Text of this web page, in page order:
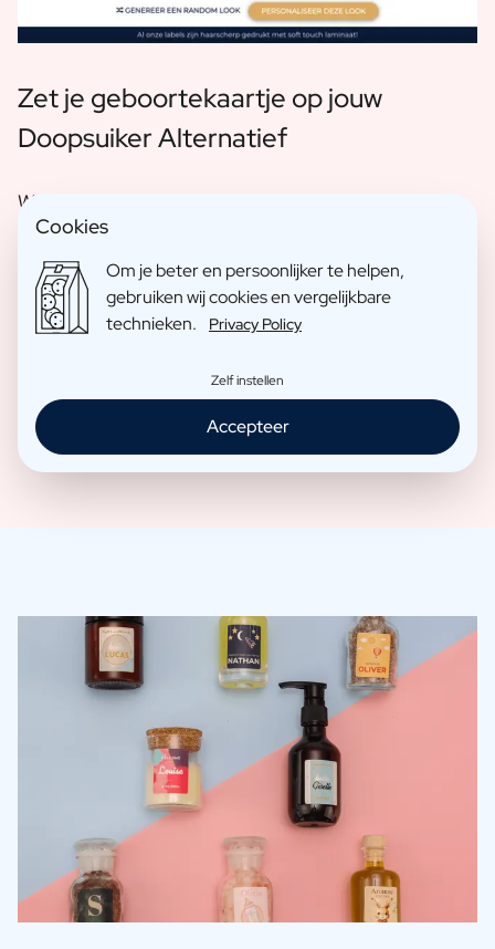
Zet je geboortekaartje op jouw
Doopsuiker Alternatief
Wil je liever het ontwerp van jouw geboortekaartje
op één van onze producten plaatsen? Geen
probleem we hebben een blog uitgeschreven hoe je
dit op verschillende manier kan doen. Lees hier.
Lees de blog
Cookies
Om je beter en persoonlijker te helpen,
gebruiken wij cookies en vergelijkbare
technieken.
Privacy Policy
Zelf instellen
Accepteer